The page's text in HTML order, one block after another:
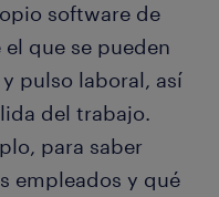
software de
que se pueden
pulso laboral, así
del trabajo.
para saber
empleados y qué